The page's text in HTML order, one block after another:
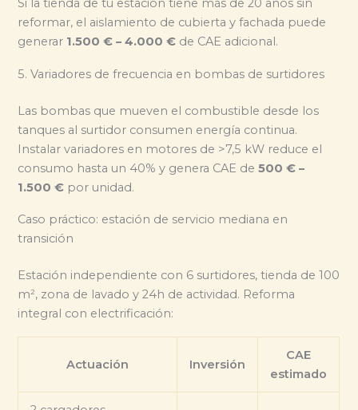
Si la tienda de tu estación tiene más de 20 años sin
reformar, el aislamiento de cubierta y fachada puede
generar 1.500 € – 4.000 € de CAE adicional.
5. Variadores de frecuencia en bombas de surtidores
Las bombas que mueven el combustible desde los
tanques al surtidor consumen energía continua.
Instalar variadores en motores de >7,5 kW reduce el
consumo hasta un 40% y genera CAE de500 € –
1.500 € por unidad.
Caso práctico: estación de servicio mediana en
transición
Estación independiente con 6 surtidores, tienda de 100
m², zona de lavado y 24h de actividad. Reforma
integral con electrificación:
Actuación Inversión
CAE
estimado